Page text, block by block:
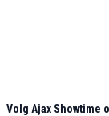
Volg Ajax Showtime